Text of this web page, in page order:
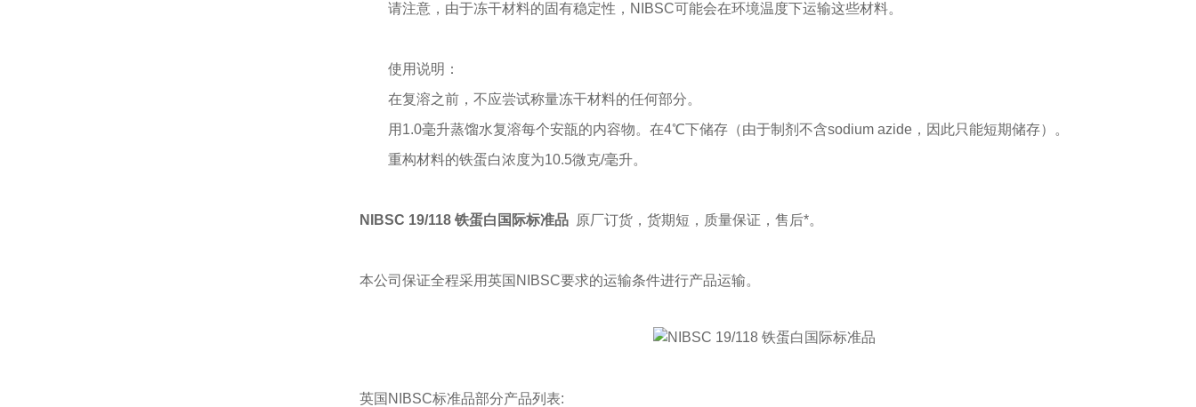
请注意，由于冻干材料的固有稳定性，NIBSC可能会在环境温度下运输这些材料。
使用说明：
在复溶之前，不应尝试称量冻干材料的任何部分。
用1.0毫升蒸馏水复溶每个安瓿的内容物。在4℃下储存（由于制剂不含sodium azide，因此只能短期储存）。
重构材料的铁蛋白浓度为10.5微克/毫升。
NIBSC 19/118 铁蛋白国际标准品 原厂订货，货期短，质量保证，售后*。
本公司保证全程采用英国NIBSC要求的运输条件进行产品运输。
英国NIBSC标准品部分产品列表: